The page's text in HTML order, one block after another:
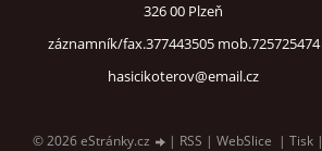
326 00 Plzeň
záznamník/fax.377443505 mob.725725474
hasicikoterov@email.cz
© 2026 eStránky.cz | RSS | WebSlice | Tisk |